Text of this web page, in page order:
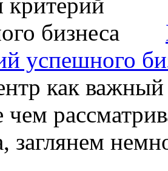
успешного
как
заглянем